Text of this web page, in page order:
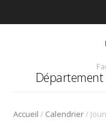
Accueil / Calendrier/